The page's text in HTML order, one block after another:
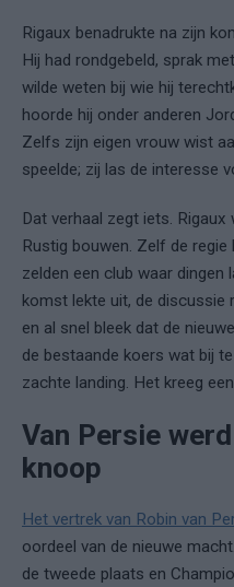
Rigaux benadrukte na zijn
Hij had rondgebeld, sprak
wilde weten bij wie hij
hoorde hij onder anderen
Zelfs zijn eigen vrouw wist
speelde; zij las de interesse
Dat verhaal zegt iets.
Rustig bouwen. Zelf de
zelden een club waar dingen
komst lekte uit, de discussie
en al snel bleek dat de
de bestaande koers wat bij
zachte landing. Het kreeg
Van Persie
knoop
Het vertrek van Robin van
oordeel van de nieuwe
de tweede plaats en